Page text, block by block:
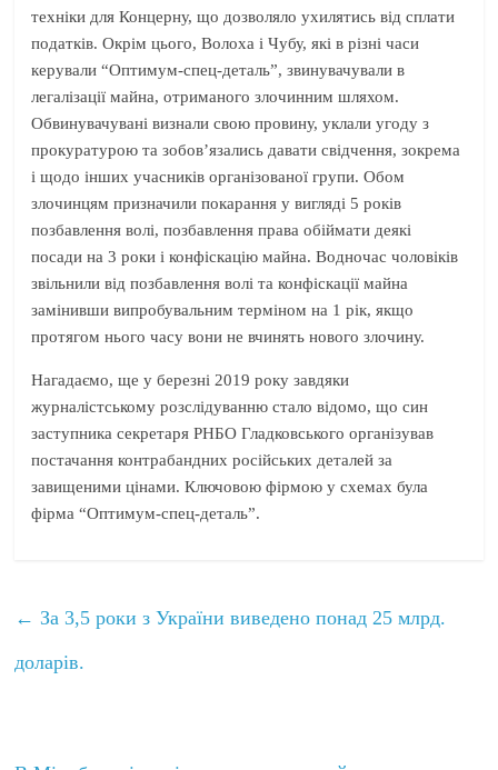
техніки для Концерну, що дозволяло ухилятись від сплати
податків. Окрім цього, Волоха і Чубу, які в різні часи
керували “Оптимум-спец-деталь”, звинувачували в
легалізації майна, отриманого злочинним шляхом.
Обвинувачувані визнали свою провину, уклали угоду з
прокуратурою та зобов’язались давати свідчення, зокрема
і щодо інших учасників організованої групи. Обом
злочинцям призначили покарання у вигляді 5 років
позбавлення волі, позбавлення права обіймати деякі
посади на 3 роки і конфіскацію майна. Водночас чоловіків
звільнили від позбавлення волі та конфіскації майна
замінивши випробувальним терміном на 1 рік, якщо
протягом нього часу вони не вчинять нового злочину.
Нагадаємо, ще у березні 2019 року завдяки
журналістському розслідуванню стало відомо, що син
заступника секретаря РНБО Гладковського організував
постачання контрабандних російських деталей за
завищеними цінами. Ключовою фірмою у схемах була
фірма “Оптимум-спец-деталь”.
← За 3,5 роки з України виведено понад 25 млрд.
доларів.